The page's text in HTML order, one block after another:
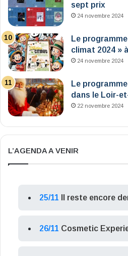
sept prix
24 novembre 2024
Le
climat 2024 »
24 novembre 2024
Le
dans le Loir-
22 novembre 2024
L’AGENDA A VENIR
25/11 Il reste encore
26/11 Cosmetic